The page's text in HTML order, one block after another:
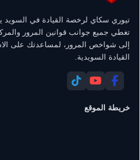
تيوري سكاي لرخصة القيادة في
تغطي جميع جوانب قوانين المرور
إلى شواخص المرور، لمساعدتك على
القيادة السويدية.
خريطة الموقع